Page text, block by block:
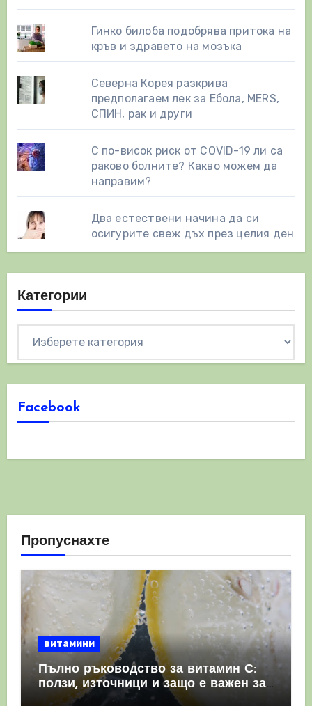
Гинко билоба подобрява притока на
кръв и здравето на мозъка
Северна Корея разкрива
предполагаем лек за Ебола, MERS,
СПИН, рак и други
С по-висок риск от COVID-19 ли са
раково болните? Какво можем да
направим?
Два естествени начинa да си
осигурите свеж дъх през целия ден
Категории
Facebook
Пропуснахте
витамини
Пълно ръководство за витамин С:
ползи, източници и защо е важен за
имунната система